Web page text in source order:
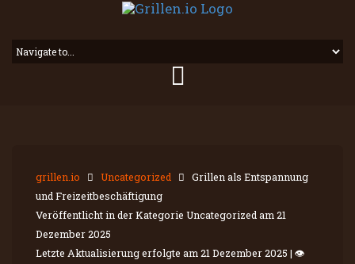
grillen.io Uncategorized
Grillen als Entspannung
und Freizeitbeschäftigung
Veröffentlicht in der Kategorie Uncategorized am 21
Dezember 2025
Letzte Aktualisierung erfolgte am 21 Dezember 2025 | 👁